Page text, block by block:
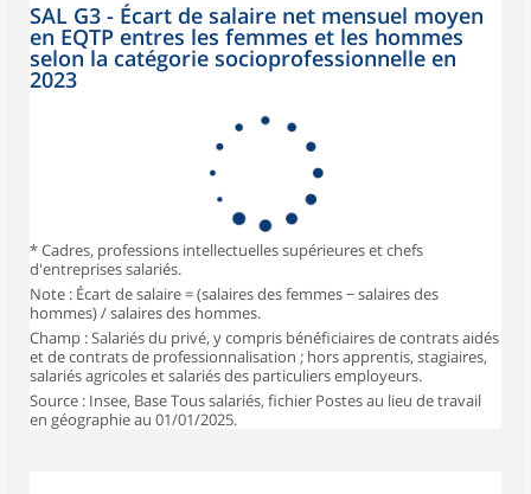
SAL G3 - Écart de salaire net mensuel moyen
en EQTP entres les femmes et les hommes
selon la catégorie socioprofessionnelle en
2023
* Cadres, professions intellectuelles supérieures et chefs
d'entreprises salariés.
Note : Écart de salaire = (salaires des femmes − salaires des
hommes) / salaires des hommes.
Champ : Salariés du privé, y compris bénéficiaires de contrats aidés
et de contrats de professionnalisation ; hors apprentis, stagiaires,
salariés agricoles et salariés des particuliers employeurs.
Source : Insee, Base Tous salariés, fichier Postes au lieu de travail
en géographie au 01/01/2025.